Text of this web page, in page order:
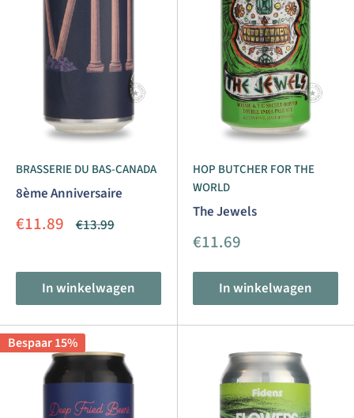
BRASSERIE DU BAS-CANADA
8ème Anniversaire
Aanbiedingsprijs
€11.89 Normale
€13.99
In winkelwagen
HOP BUTCHER FOR THE
WORLD
The Jewels
Aanbiedingsprijs
€11.69
In winkelwagen
Bespaar 15%